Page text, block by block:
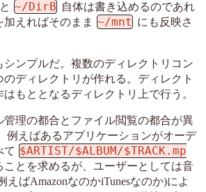
と ~/DirB 自体は書き込めるのであれ
えればそのまま ~/mnt にも反映さ
シンプルだ。複数のディレクトリコン
ディレクトリが作れる。ディレクト
もととなるディレクトリ上で行う。
管理の都合とファイル閲覧の都合が異
例えばあるアプリケーションがオーデ
て $ARTIST/$ALBUM/$TRACK.mp
ことを求めるが、ユーザーとしては音
えばAmazonなのかiTunesなのか)によ